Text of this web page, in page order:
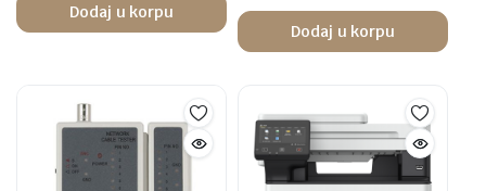
Dodaj u korpu
Dodaj u korpu